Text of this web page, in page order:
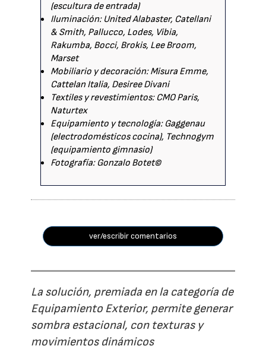
(escultura de entrada)
Iluminación: United Alabaster, Catellani
& Smith, Pallucco, Lodes, Vibia,
Rakumba, Bocci, Brokis, Lee Broom,
Marset
Mobiliario y decoración: Misura Emme,
Cattelan Italia, Desiree Divani
Textiles y revestimientos: CMO Paris,
Naturtex
Equipamiento y tecnología: Gaggenau
(electrodomésticos cocina), Technogym
(equipamiento gimnasio)
Fotografía: Gonzalo Botet©
ver/escribir comentarios
La solución, premiada en la categoría de
Equipamiento Exterior, permite generar
sombra estacional, con texturas y
movimientos dinámicos